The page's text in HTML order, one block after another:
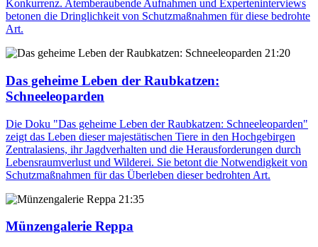
Konkurrenz. Atemberaubende Aufnahmen und Experteninterviews
betonen die Dringlichkeit von Schutzmaßnahmen für diese bedrohte
Art.
21:20
Das geheime Leben der Raubkatzen:
Schneeleoparden
Die Doku "Das geheime Leben der Raubkatzen: Schneeleoparden"
zeigt das Leben dieser majestätischen Tiere in den Hochgebirgen
Zentralasiens, ihr Jagdverhalten und die Herausforderungen durch
Lebensraumverlust und Wilderei. Sie betont die Notwendigkeit von
Schutzmaßnahmen für das Überleben dieser bedrohten Art.
21:35
Münzengalerie Reppa